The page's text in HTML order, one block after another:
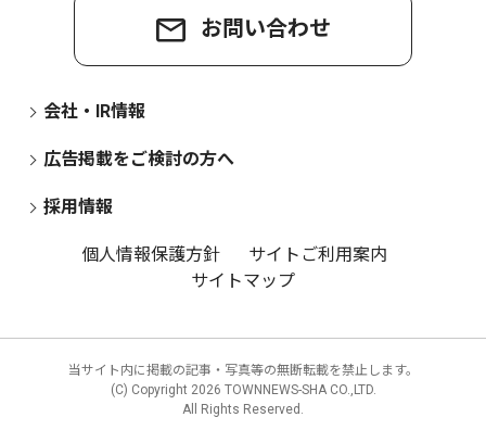
お問い合わせ
会社・IR情報
広告掲載をご検討の方へ
採用情報
個人情報保護方針
サイトご利用案内
サイトマップ
当サイト内に掲載の記事・写真等の無断転載を禁止します。
(C) Copyright 2026 TOWNNEWS-SHA CO.,LTD.
All Rights Reserved.